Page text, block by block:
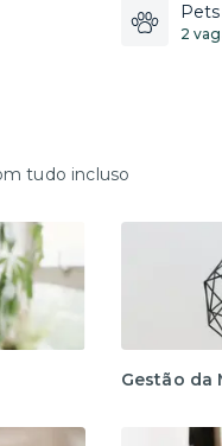
Pets
2
tudo incluso
Gestão da